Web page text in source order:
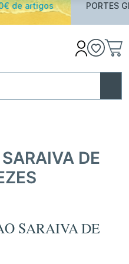
em encomendas acima
Portugal Continental
DE
SARAIVA DE